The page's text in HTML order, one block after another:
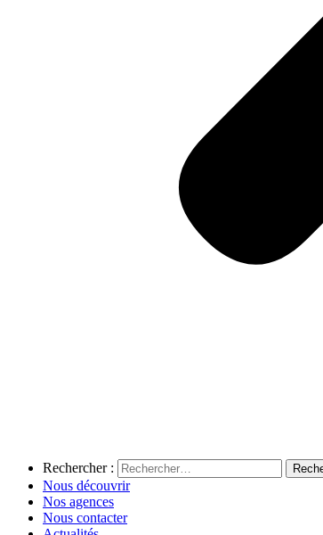
Rechercher :
Nous découvrir
Nos agences
Nous contacter